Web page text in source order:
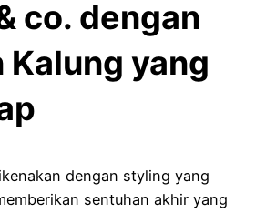
co. dengan
Kalung yang
dengan styling yang
sentuhan akhir yang